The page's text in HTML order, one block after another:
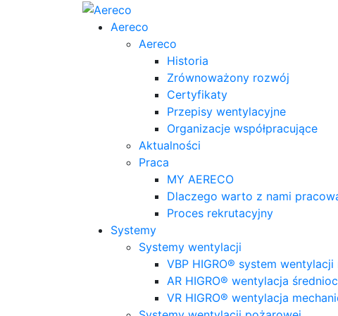
Aereco
Aereco
Historia
Zrównoważony rozwój
Certyfikaty
Przepisy wentylacyjne
Organizacje współpracujące
Aktualności
Praca
MY AERECO
Dlaczego warto z nami
Proces rekrutacyjny
Systemy
Systemy wentylacji
VBP HIGRO® system
AR HIGRO® wentylacja
VR HIGRO® wentylacja